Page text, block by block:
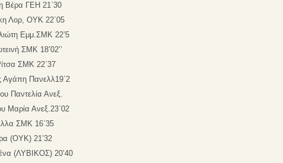
Βέρα ΓΕΗ 21΄30
Λορ, ΟΥΚ 22΄05
Εμμ.ΣΜΚ 22’5
ΣΜΚ 18’02’’
ΣΜΚ 22΄37
Αγάπη Πανελλ19΄2
Παντελία Ανεξ.
Μαρία Ανεξ.23΄02
ΣΜΚ 16΄35
(ΟΥΚ) 21’32
(ΛΥΒΙΚΟΣ) 20’40